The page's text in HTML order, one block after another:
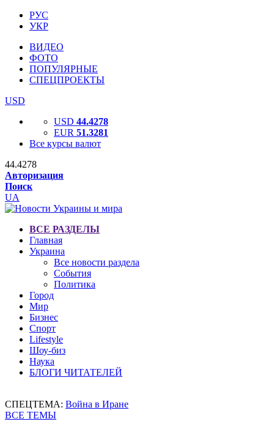
РУС
УКР
ВИДЕО
ФОТО
ПОПУЛЯРНЫЕ
СПЕЦПРОЕКТЫ
USD
USD 44.4278
EUR 51.3281
Все курсы валют
44.4278
Авторизация
Поиск
UA
ВСЕ РАЗДЕЛЫ
Главная
Украина
Все новости раздела
События
Политика
Город
Мир
Бизнес
Спорт
Lifestyle
Шоу-биз
Наука
БЛОГИ ЧИТАТЕЛЕЙ
СПЕЦТЕМА: Война в Иране
ВСЕ ТЕМЫ